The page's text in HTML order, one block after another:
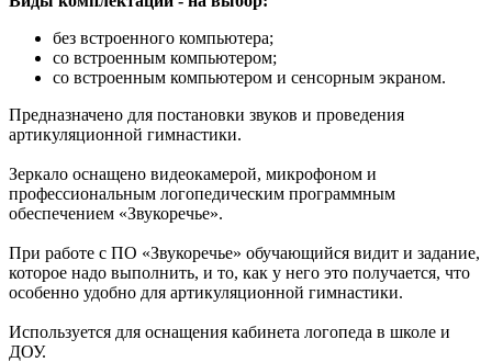
без встроенного компьютера;
со встроенным компьютером;
со встроенным компьютером и сенсорным экраном.
Предназначено для постановки звуков и проведения
артикуляционной гимнастики.
Зеркало оснащено видеокамерой, микрофоном и
профессиональным логопедическим программным
обеспечением «Звукоречье».
При работе с ПО «Звукоречье» обучающийся видит и задание,
которое надо выполнить, и то, как у него это получается, что
особенно удобно для артикуляционной гимнастики.
Используется для оснащения кабинета логопеда в школе и
ДОУ.